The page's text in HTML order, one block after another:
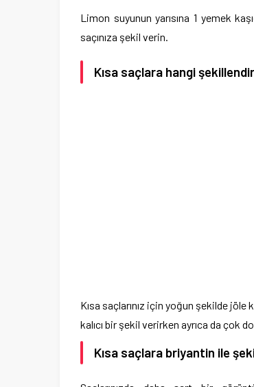
Limon suyunun yarısına 1 yemek
saçınıza şekil verin.
Kısa saçlara hangi
Kısa saçlarınız için yoğun şekilde
kalıcı bir şekil verirken ayrıca da çok
Kısa saçlara briyantin ile